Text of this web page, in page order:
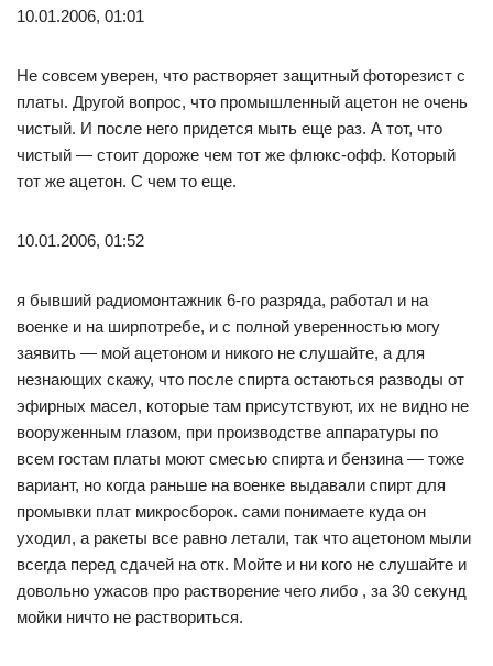
10.01.2006, 01:01
Не совсем уверен, что растворяет защитный фоторезист с
платы. Другой вопрос, что промышленный ацетон не очень
чистый. И после него придется мыть еще раз. А тот, что
чистый — стоит дороже чем тот же флюкс-офф. Который
тот же ацетон. С чем то еще.
10.01.2006, 01:52
я бывший радиомонтажник 6-го разряда, работал и на
военке и на ширпотребе, и с полной уверенностью могу
заявить — мой ацетоном и никого не слушайте, а для
незнающих скажу, что после спирта остаються разводы от
эфирных масел, которые там присутствуют, их не видно не
вооруженным глазом, при производстве аппаратуры по
всем гостам платы моют смесью спирта и бензина — тоже
вариант, но когда раньше на военке выдавали спирт для
промывки плат микросборок. сами понимаете куда он
уходил, а ракеты все равно летали, так что ацетоном мыли
всегда перед сдачей на отк. Мойте и ни кого не слушайте и
довольно ужасов про растворение чего либо , за 30 секунд
мойки ничто не раствориться.